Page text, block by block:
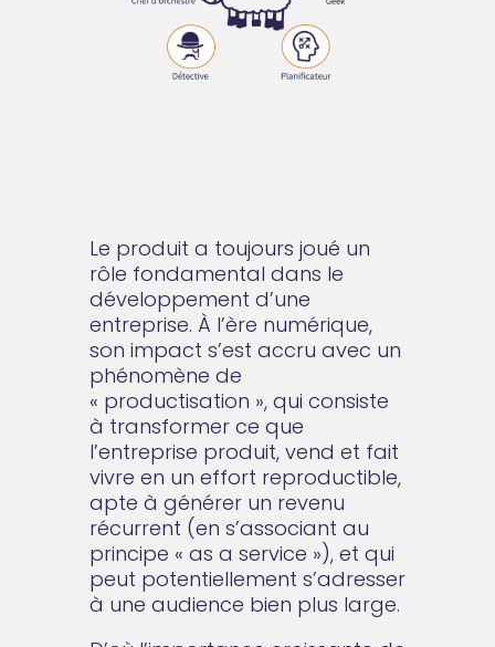
Le produit a toujours joué un
rôle fondamental dans le
développement d’une
entreprise. À l’ère numérique,
son impact s’est accru avec un
phénomène de
« productisation », qui consiste
à transformer ce que
l’entreprise produit, vend et fait
vivre en un effort reproductible,
apte à générer un revenu
récurrent (en s’associant au
principe « as a service »), et qui
peut potentiellement s’adresser
à une audience bien plus large.